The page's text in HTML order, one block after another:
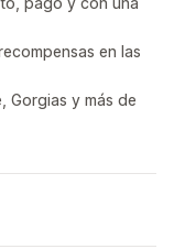
en las
Gorgias y más de